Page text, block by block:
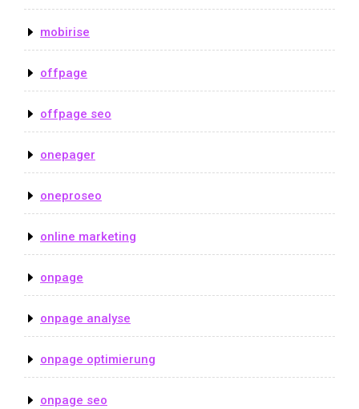
mobirise
offpage
offpage seo
onepager
oneproseo
online marketing
onpage
onpage analyse
onpage optimierung
onpage seo